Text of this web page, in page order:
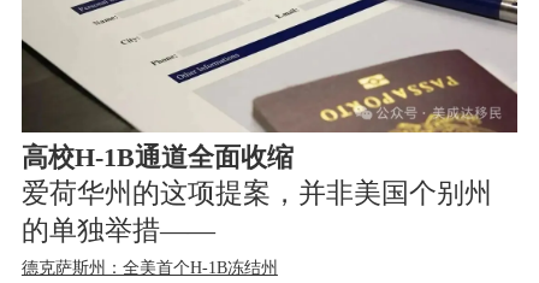
高校H-1B通道全面收缩
爱荷华州的这项提案，并非美国个别州
的单独举措——
德克萨斯州：全美首个H-1B冻结州